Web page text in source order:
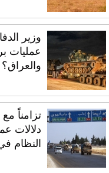
وزير
عمليات
والعراق؟
تزامناً
دلالات
النظام